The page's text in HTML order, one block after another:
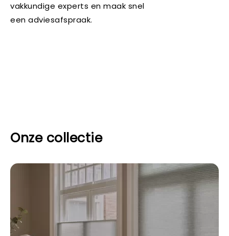
vakkundige experts en maak snel
een adviesafspraak.
Onze collectie